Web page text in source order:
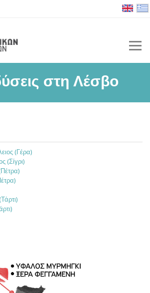
στη Λέσβο
(Γέρα)
(Σίγρι)